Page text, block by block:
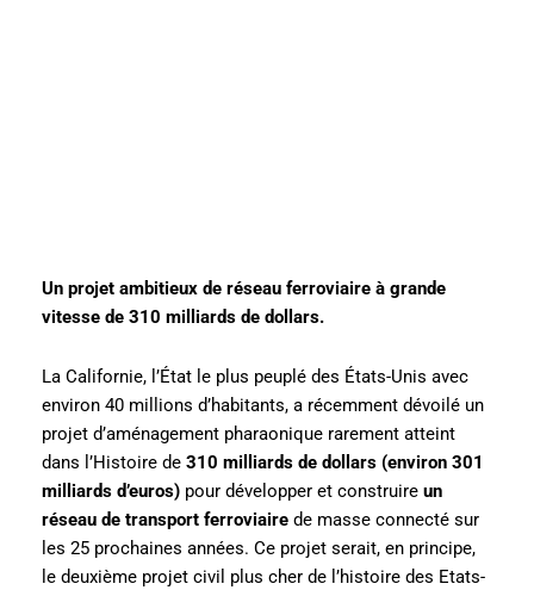
Un projet ambitieux de réseau ferroviaire à grande
vitesse de 310 milliards de dollars.
La Californie, l’État le plus peuplé des États-Unis avec
environ 40 millions d’habitants, a récemment dévoilé un
projet d’aménagement pharaonique rarement atteint
dans l’Histoire de 310 milliards de dollars (environ 301
milliards d’euros) pour développer et construire un
réseau de transport ferroviaire de masse connecté sur
les 25 prochaines années. Ce projet serait, en principe,
le deuxième projet civil plus cher de l’histoire des Etats-